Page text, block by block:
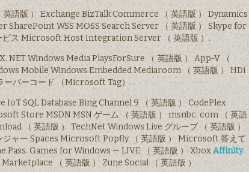
語版 ） Exchange BizTalk Commerce （ 英語版 ） Dynamics
SharePoint WSS MOSS Search Server （ 英語版 ） Skype for
ビス Microsoft Host Integration Server （ 英語版 ）.
NET Windows Media PlaysForSure （ 英語版 ） App-V （
Mobile Windows Embedded Mediaroom （ 英語版 ） HDi
ーバーコード （Microsoft Tag）.
IoT SQL Database Bing Channel 9 （ 英語版 ） CodePlex
Store MSDN MSN ゲーム （ 英語版 ） msnbc. com （ 英語
（ 英語版 ） TechNet Windows Live グループ （ 英語版 ）
ャー Spaces Microsoft Popfly （ 英語版 ） Microsoft 答えて
Pass. Games for Windows — LIVE （ 英語版 ） XboxAffinity
（ 英語版 ） Zune Social （ 英語版 ）.